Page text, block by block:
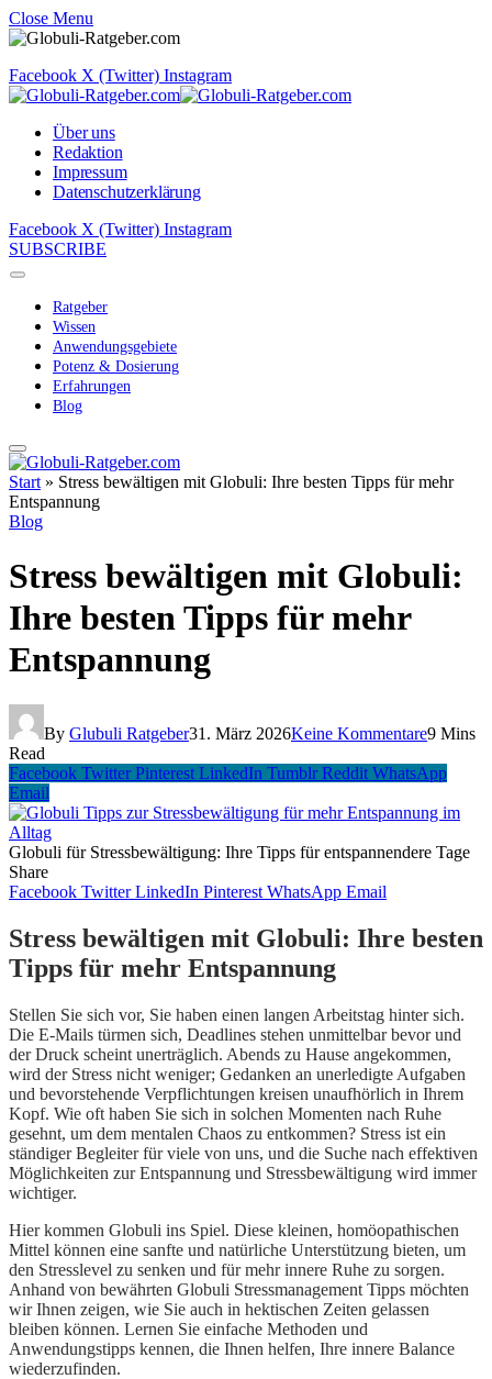
Close Menu
Facebook X (Twitter) Instagram
Über uns
Redaktion
Impressum
Datenschutzerklärung
Facebook X (Twitter) Instagram
SUBSCRIBE
Ratgeber
Wissen
Anwendungsgebiete
Potenz & Dosierung
Erfahrungen
Blog
Start » Stress bewältigen mit Globuli: Ihre besten Tipps für mehr
Entspannung
Blog
Stress bewältigen mit Globuli:
Ihre besten Tipps für mehr
Entspannung
By Glubuli Ratgeber31. März 2026Keine Kommentare9 Mins
Read
Facebook Twitter Pinterest LinkedIn Tumblr Reddit WhatsApp
Email
Globuli für Stressbewältigung: Ihre Tipps für entspannendere Tage
Share
Facebook Twitter LinkedIn Pinterest WhatsApp Email
Stress bewältigen mit Globuli: Ihre besten
Tipps für mehr Entspannung
Stellen Sie sich vor, Sie haben einen langen Arbeitstag hinter sich.
Die E-Mails türmen sich, Deadlines stehen unmittelbar bevor und
der Druck scheint unerträglich. Abends zu Hause angekommen,
wird der Stress nicht weniger; Gedanken an unerledigte Aufgaben
und bevorstehende Verpflichtungen kreisen unaufhörlich in Ihrem
Kopf. Wie oft haben Sie sich in solchen Momenten nach Ruhe
gesehnt, um dem mentalen Chaos zu entkommen? Stress ist ein
ständiger Begleiter für viele von uns, und die Suche nach effektiven
Möglichkeiten zur Entspannung und Stressbewältigung wird immer
wichtiger.
Hier kommen Globuli ins Spiel. Diese kleinen, homöopathischen
Mittel können eine sanfte und natürliche Unterstützung bieten, um
den Stresslevel zu senken und für mehr innere Ruhe zu sorgen.
Anhand von bewährten Globuli Stressmanagement Tipps möchten
wir Ihnen zeigen, wie Sie auch in hektischen Zeiten gelassen
bleiben können. Lernen Sie einfache Methoden und
Anwendungstipps kennen, die Ihnen helfen, Ihre innere Balance
wiederzufinden.